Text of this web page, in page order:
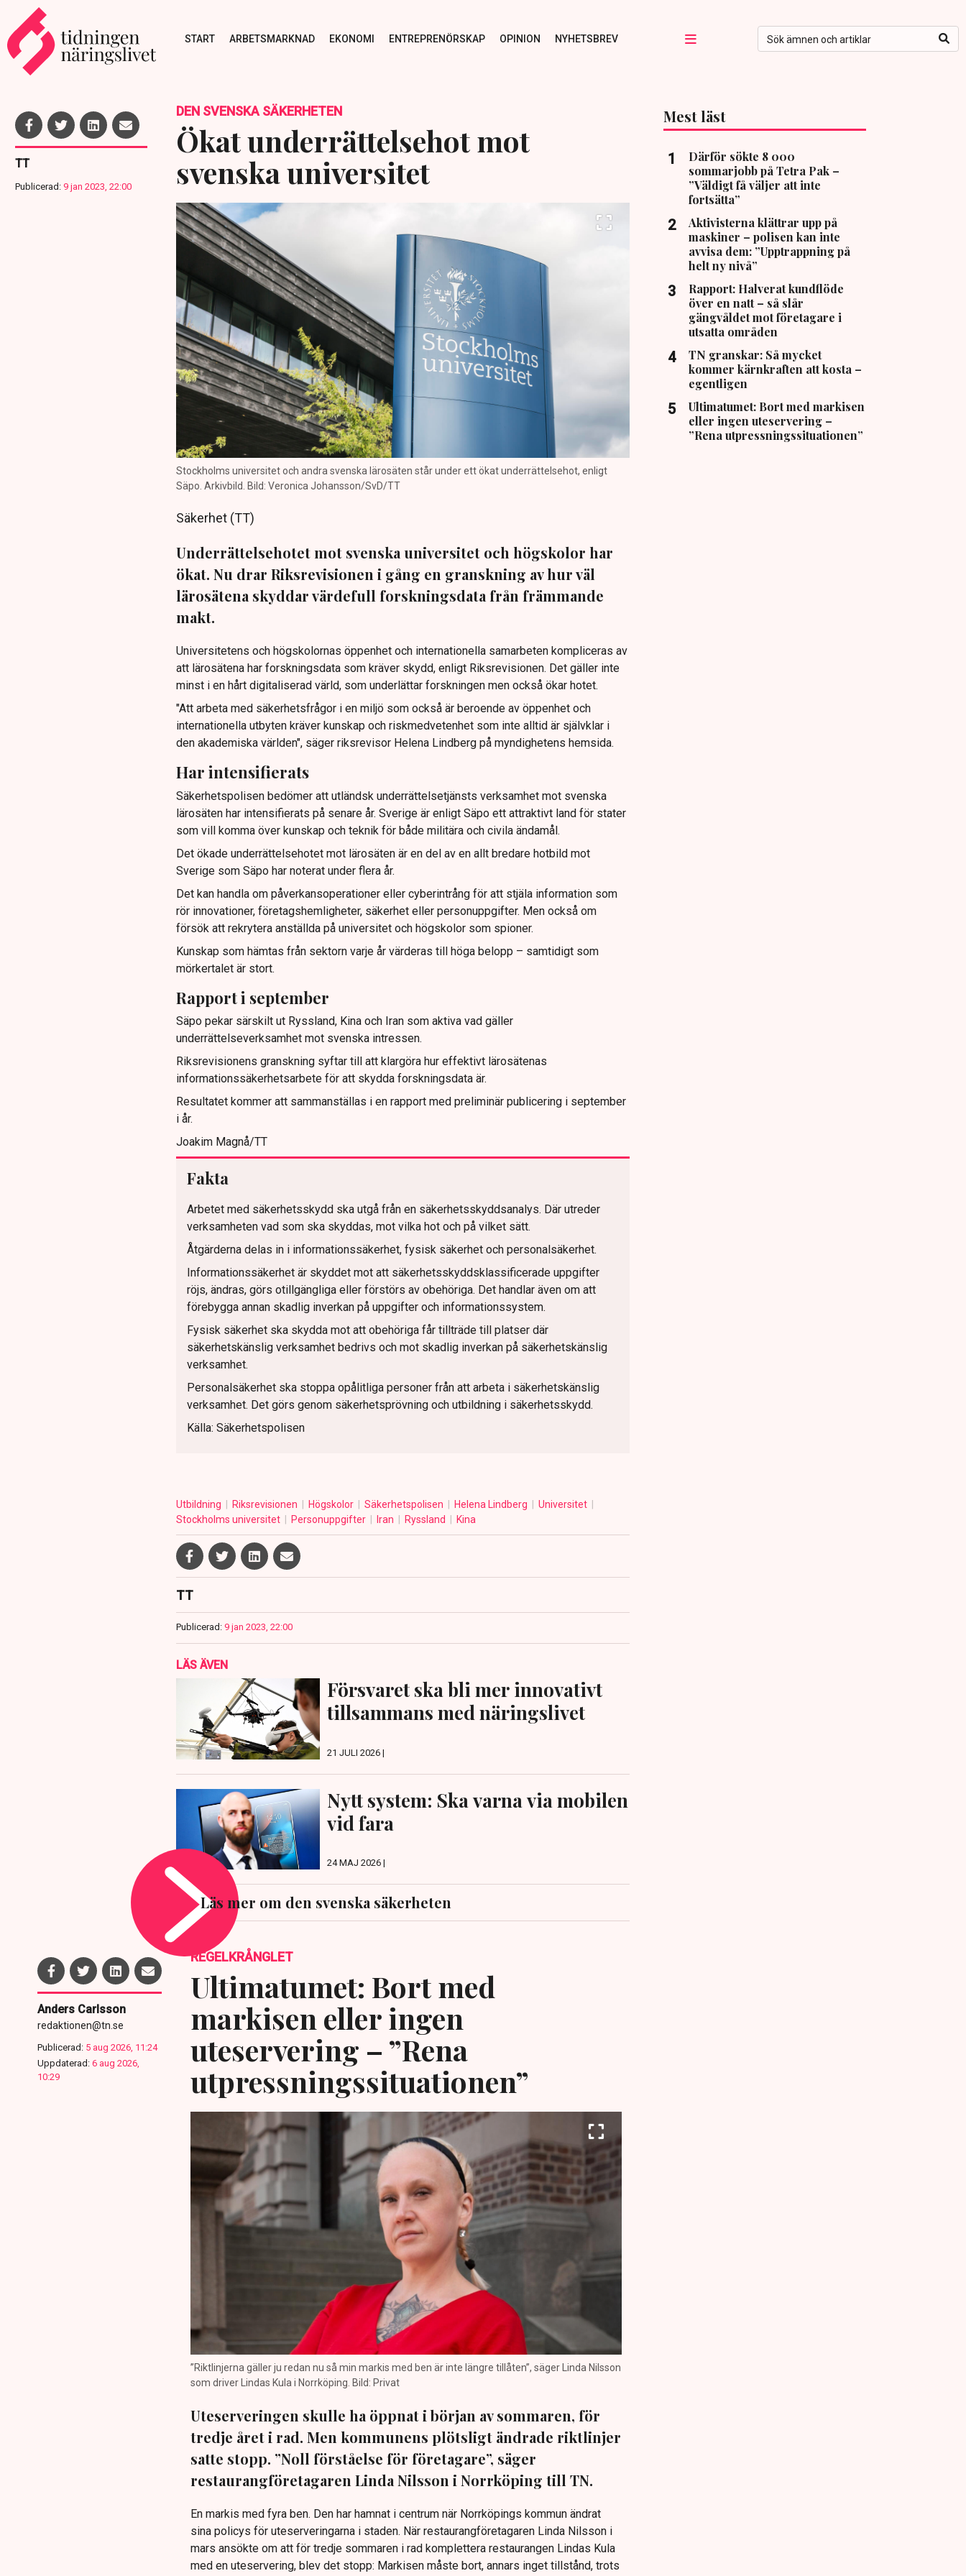
START ARBETSMARKNAD EKONOMI ENTREPRENÖRSKAP OPINION NYHETSBREV
TT
Publicerad: 9 jan 2023, 22:00
DEN SVENSKA SÄKERHETEN
Ökat underrättelsehot mot
svenska universitet
Stockholms universitet och andra svenska lärosäten står under ett ökat underrättelsehot, enligt
Säpo. Arkivbild. Bild: Veronica Johansson/SvD/TT
Säkerhet (TT)
Underrättelsehotet mot svenska universitet och högskolor har
ökat. Nu drar Riksrevisionen i gång en granskning av hur väl
lärosätena skyddar värdefull forskningsdata från främmande
makt.
Universitetens och högskolornas öppenhet och internationella samarbeten kompliceras av
att lärosätena har forskningsdata som kräver skydd, enligt Riksrevisionen. Det gäller inte
minst i en hårt digitaliserad värld, som underlättar forskningen men också ökar hotet.
"Att arbeta med säkerhetsfrågor i en miljö som också är beroende av öppenhet och
internationella utbyten kräver kunskap och riskmedvetenhet som inte alltid är självklar i
den akademiska världen", säger riksrevisor Helena Lindberg på myndighetens hemsida.
Har intensifierats
Säkerhetspolisen bedömer att utländsk underrättelsetjänsts verksamhet mot svenska
lärosäten har intensifierats på senare år. Sverige är enligt Säpo ett attraktivt land för stater
som vill komma över kunskap och teknik för både militära och civila ändamål.
Det ökade underrättelsehotet mot lärosäten är en del av en allt bredare hotbild mot
Sverige som Säpo har noterat under flera år.
Det kan handla om påverkansoperationer eller cyberintrång för att stjäla information som
rör innovationer, företagshemligheter, säkerhet eller personuppgifter. Men också om
försök att rekrytera anställda på universitet och högskolor som spioner.
Kunskap som hämtas från sektorn varje år värderas till höga belopp – samtidigt som
mörkertalet är stort.
Rapport i september
Säpo pekar särskilt ut Ryssland, Kina och Iran som aktiva vad gäller
underrättelseverksamhet mot svenska intressen.
Riksrevisionens granskning syftar till att klargöra hur effektivt lärosätenas
informationssäkerhetsarbete för att skydda forskningsdata är.
Resultatet kommer att sammanställas i en rapport med preliminär publicering i september
i år.
Joakim Magnå/TT
Fakta
Arbetet med säkerhetsskydd ska utgå från en säkerhetsskyddsanalys. Där utreder
verksamheten vad som ska skyddas, mot vilka hot och på vilket sätt.
Åtgärderna delas in i informationssäkerhet, fysisk säkerhet och personalsäkerhet.
Informationssäkerhet är skyddet mot att säkerhetsskyddsklassificerade uppgifter
röjs, ändras, görs otillgängliga eller förstörs av obehöriga. Det handlar även om att
förebygga annan skadlig inverkan på uppgifter och informationssystem.
Fysisk säkerhet ska skydda mot att obehöriga får tillträde till platser där
säkerhetskänslig verksamhet bedrivs och mot skadlig inverkan på säkerhetskänslig
verksamhet.
Personalsäkerhet ska stoppa opålitliga personer från att arbeta i säkerhetskänslig
verksamhet. Det görs genom säkerhetsprövning och utbildning i säkerhetsskydd.
Källa: Säkerhetspolisen
Utbildning Riksrevisionen Högskolor Säkerhetspolisen Helena Lindberg
Universitet
Stockholms universitet
Personuppgifter Iran Ryssland Kina
TT
Publicerad: 9 jan 2023, 22:00
LÄS ÄVEN
Försvaret ska bli mer innovativt
tillsammans med näringslivet
21 JULI 2026 |
Nytt system: Ska varna via mobilen
vid fara
24 MAJ 2026 |
Läs mer om den svenska säkerheten
Mest läst
Därför sökte 8 000
sommarjobb på Tetra Pak –
”Väldigt få väljer att inte
fortsätta”
Aktivisterna klättrar upp på
maskiner – polisen kan inte
avvisa dem: ”Upptrappning på
helt ny nivå”
Rapport: Halverat kundflöde
över en natt – så slår
gängvåldet mot företagare i
utsatta områden
TN granskar: Så mycket
kommer kärnkraften att kosta –
egentligen
Ultimatumet: Bort med markisen
eller ingen uteservering –
”Rena utpressningssituationen”
Anders Carlsson
redaktionen@tn.se
Publicerad: 5 aug 2026, 11:24
Uppdaterad: 6 aug 2026,
10:29
REGELKRÅNGLET
Ultimatumet: Bort med
markisen eller ingen
uteservering – ”Rena
utpressningssituationen”
”Riktlinjerna gäller ju redan nu så min markis med ben är inte längre tillåten”, säger Linda Nilsson
som driver Lindas Kula i Norrköping. Bild: Privat
Uteserveringen skulle ha öppnat i början av sommaren, för
tredje året i rad. Men kommunens plötsligt ändrade riktlinjer
satte stopp. ”Noll förståelse för företagare”, säger
restaurangföretagaren Linda Nilsson i Norrköping till TN.
En markis med fyra ben. Den har hamnat i centrum när Norrköpings kommun ändrat
sina policys för uteserveringarna i staden. När restaurangföretagaren Linda Nilsson i
mars ansökte om att för tredje sommaren i rad komplettera restaurangen Lindas Kula
med en uteservering, blev det stopp: Markisen måste bort, annars inget tillstånd, trots